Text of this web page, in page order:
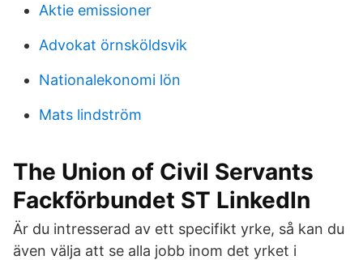
Aktie emissioner
Advokat örnsköldsvik
Nationalekonomi lön
Mats lindström
The Union of Civil Servants
Fackförbundet ST LinkedIn
Är du intresserad av ett specifikt yrke, så kan du
även välja att se alla jobb inom det yrket i